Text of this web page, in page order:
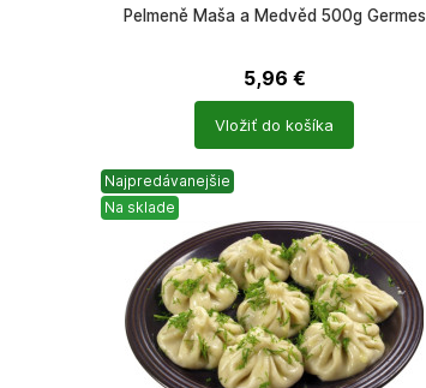
Pelmeně Maša a Medvěd 500g Germes
5,96 €
Vložiť do košíka
Najpredávanejšie
Na sklade